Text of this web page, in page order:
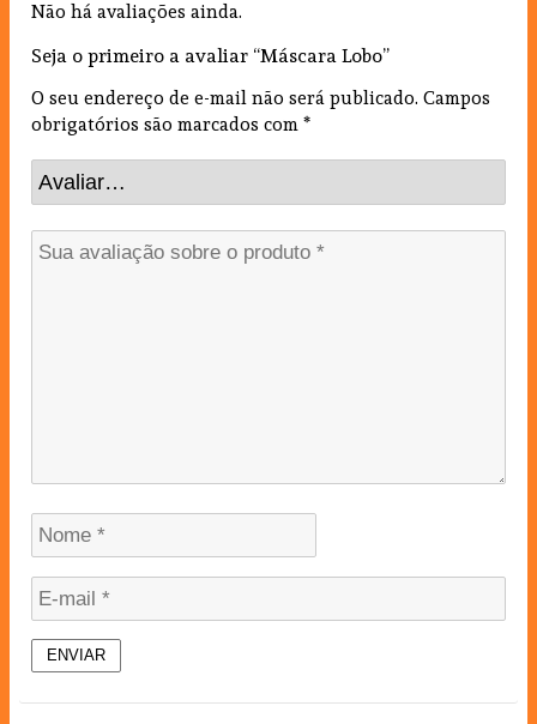
Não há avaliações ainda.
Seja o primeiro a avaliar “Máscara Lobo”
O seu endereço de e-mail não será publicado. Campos
obrigatórios são marcados com *